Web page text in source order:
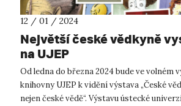
12 / 01 / 2024
Největší české vědkyně
na UJEP
Od ledna do března 2024 bude ve volném
knihovny UJEP k vidění výstava „České
nejen české vědě“. Výstavu ústecké